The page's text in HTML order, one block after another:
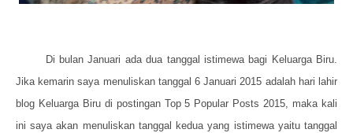
Di bulan Januari ada dua tanggal istimewa bagi Keluarga Biru.
Jika kemarin saya menuliskan tanggal 6 Januari 2015 adalah hari lahir
blog Keluarga Biru di postingan Top 5 Popular Posts 2015, maka kali
ini saya akan menuliskan tanggal kedua yang istimewa yaitu tanggal